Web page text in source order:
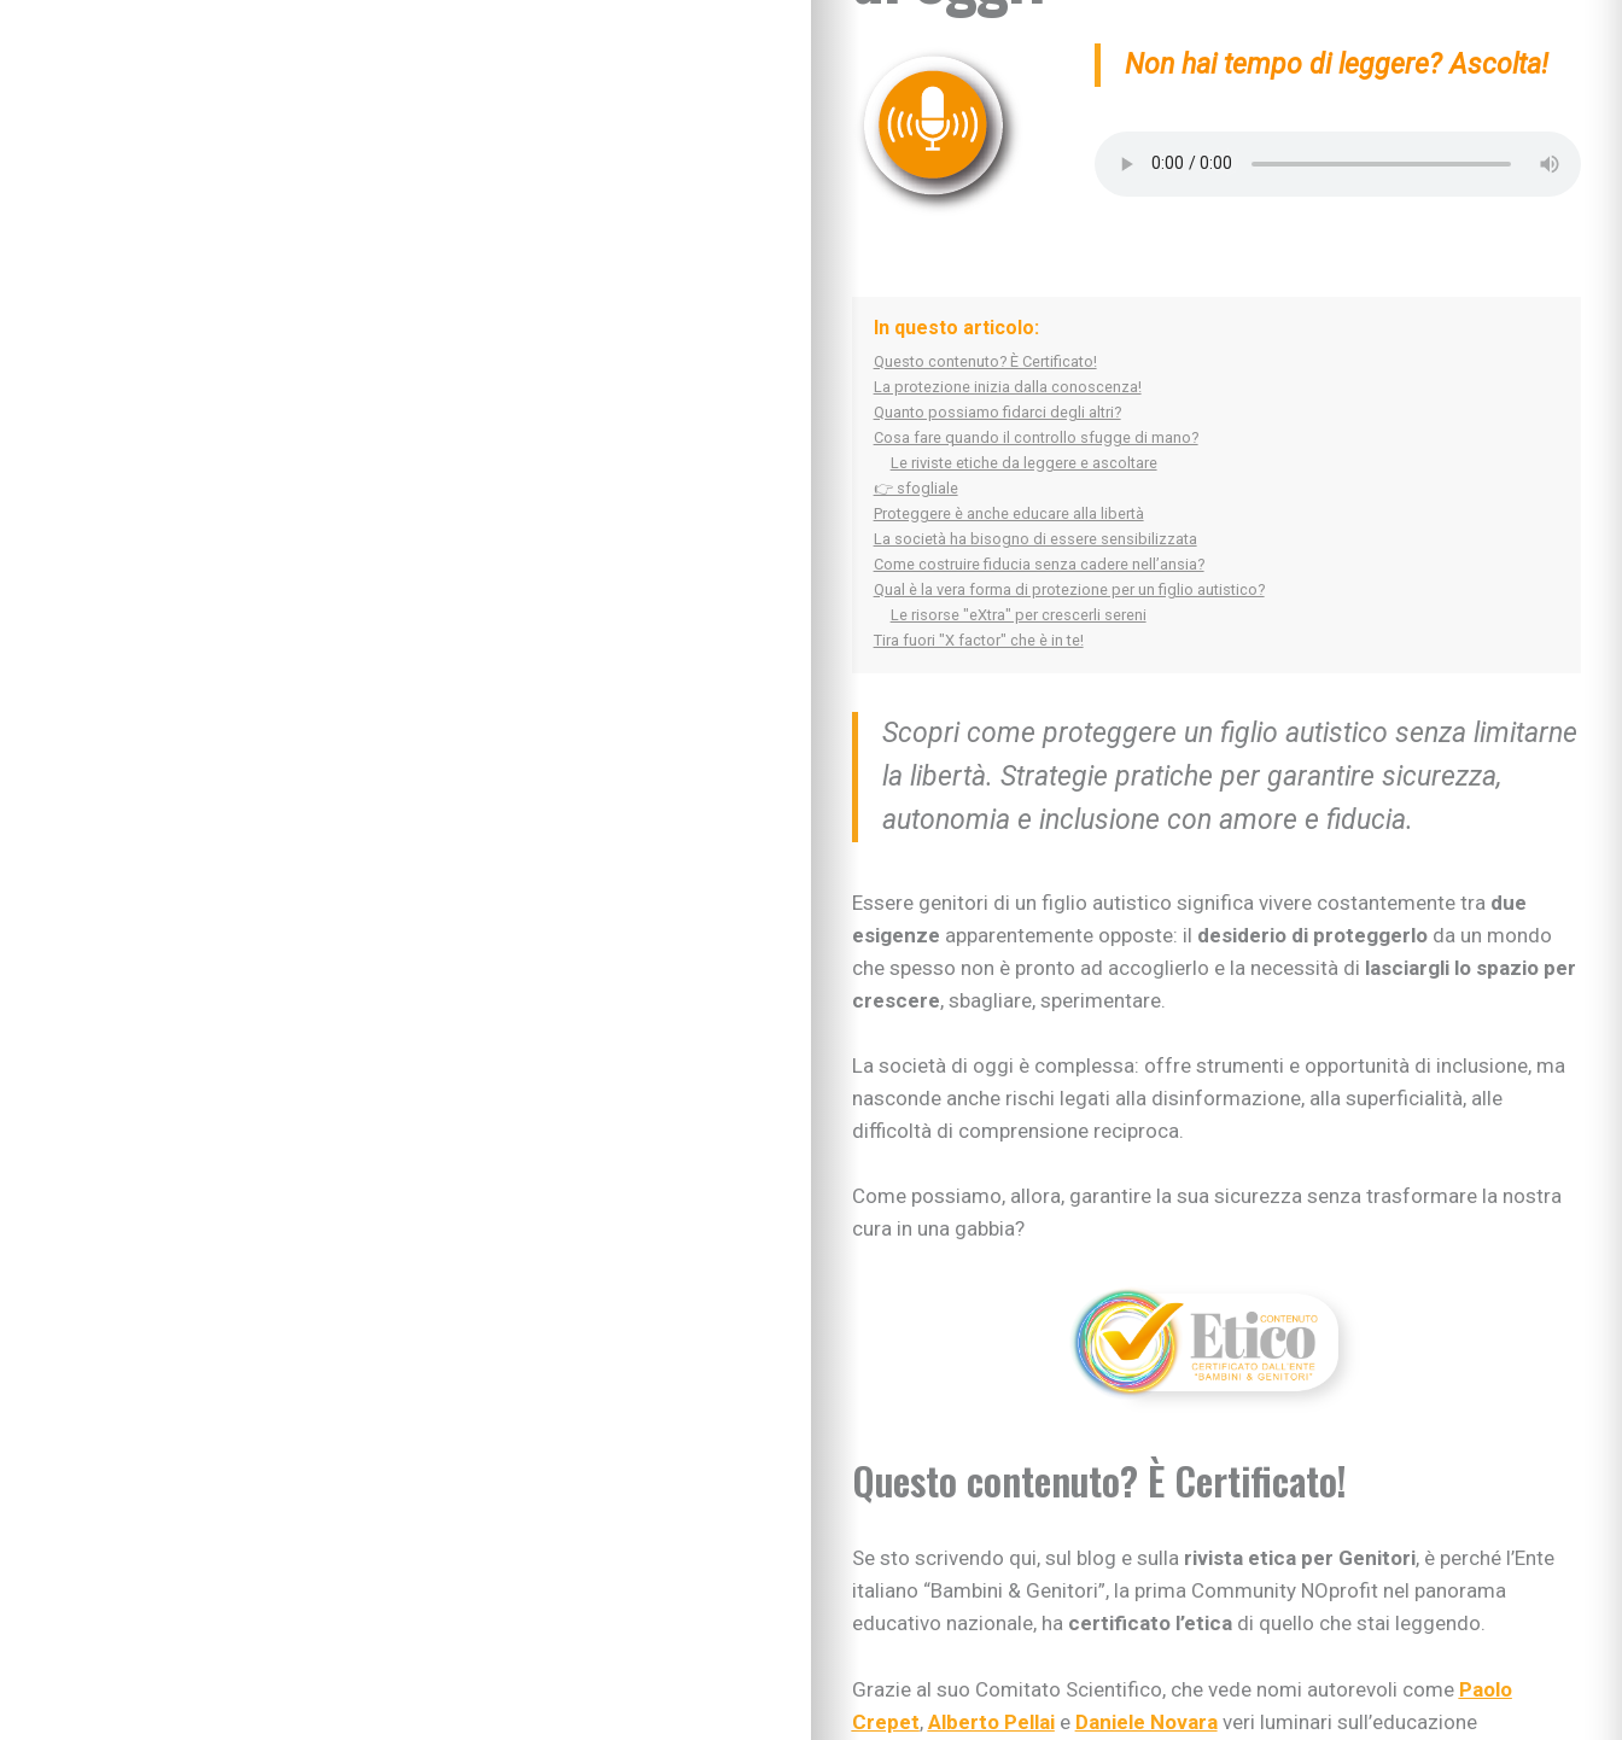
Non hai tempo di leggere? Ascolta!
In questo articolo:
Questo contenuto? È Certificato!
La protezione inizia dalla conoscenza!
Quanto possiamo fidarci degli altri?
Cosa fare quando il controllo sfugge di mano?
Le riviste etiche da leggere e ascoltare
👉 sfogliale
Proteggere è anche educare alla libertà
La società ha bisogno di essere sensibilizzata
Come costruire fiducia senza cadere nell’ansia?
Qual è la vera forma di protezione per un figlio autistico?
Le risorse "eXtra" per crescerli sereni
Tira fuori "X factor" che è in te!
Scopri come proteggere un figlio autistico senza limitarne
la libertà. Strategie pratiche per garantire sicurezza,
autonomia e inclusione con amore e fiducia.
Essere genitori di un figlio autistico significa vivere costantemente tra due
esigenze apparentemente opposte: il desiderio di proteggerloda un mondo
che spesso non è pronto ad accoglierlo e la necessità di lasciargli lo spazio per
crescere, sbagliare, sperimentare.
La società di oggi è complessa: offre strumenti e opportunità di inclusione, ma
nasconde anche rischi legati alla disinformazione, alla superficialità, alle
difficoltà di comprensione reciproca.
Come possiamo, allora, garantire la sua sicurezza senza trasformare la nostra
cura in una gabbia?
Questo contenuto? È Certificato!
Se sto scrivendo qui, sul blog e sulla rivista etica per Genitori, è perché l’Ente
italiano “Bambini & Genitori”, la prima Community NOprofit nel panorama
educativo nazionale, ha certificato l’eticadi quello che stai leggendo.
Grazie al suo Comitato Scientifico, che vede nomi autorevoli come Paolo
Crepet, Alberto Pellaie Daniele Novaraveri luminari sull’educazione